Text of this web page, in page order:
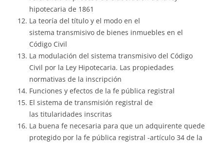
hipotecaria de 1861
La teoría del título y el modo en el
sistema transmisivo de bienes inmuebles en el
Código Civil
La modulación del sistema transmisivo del Código
Civil por la Ley Hipotecaria. Las propiedades
normativas de la inscripción
Funciones y efectos de la fe pública registral
El sistema de transmisión registral de
las titularidades inscritas
La buena fe necesaria para que un adquirente quede
protegido por la fe pública registral -artículo 34 de la